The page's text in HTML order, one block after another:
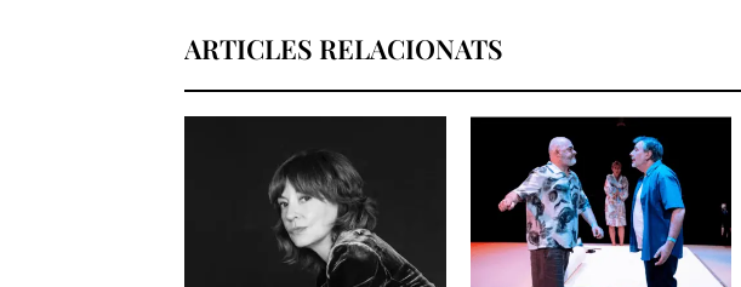
ARTICLES RELACIONATS